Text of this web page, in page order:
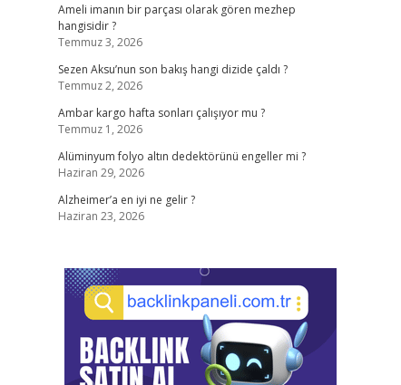
Ameli imanın bir parçası olarak gören mezhep
hangisidir ?
Temmuz 3, 2026
Sezen Aksu’nun son bakış hangi dizide çaldı ?
Temmuz 2, 2026
Ambar kargo hafta sonları çalışıyor mu ?
Temmuz 1, 2026
Alüminyum folyo altın dedektörünü engeller mi ?
Haziran 29, 2026
Alzheimer’a en iyi ne gelir ?
Haziran 23, 2026